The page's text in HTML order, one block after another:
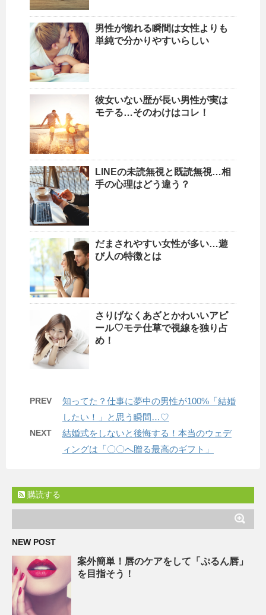
男性が惚れる瞬間は女性よりも
単純で分かりやすいらしい
彼女いない歴が長い男性が実は
モテる…そのわけはコレ！
LINEの未読無視と既読無視…相
手の心理はどう違う？
だまされやすい女性が多い…遊
び人の特徴とは
さりげなくあざとかわいいアピ
ール♡モテ仕草で視線を独り占
め！
PREV
知ってた？仕事に夢中の男性が100%「結婚
したい！」と思う瞬間…♡
NEXT
結婚式をしないと後悔する！本当のウェデ
ィングは「〇〇へ贈る最高のギフト」
購読する
NEW POST
案外簡単！唇のケアをして「ぷるん唇」
を目指そう！